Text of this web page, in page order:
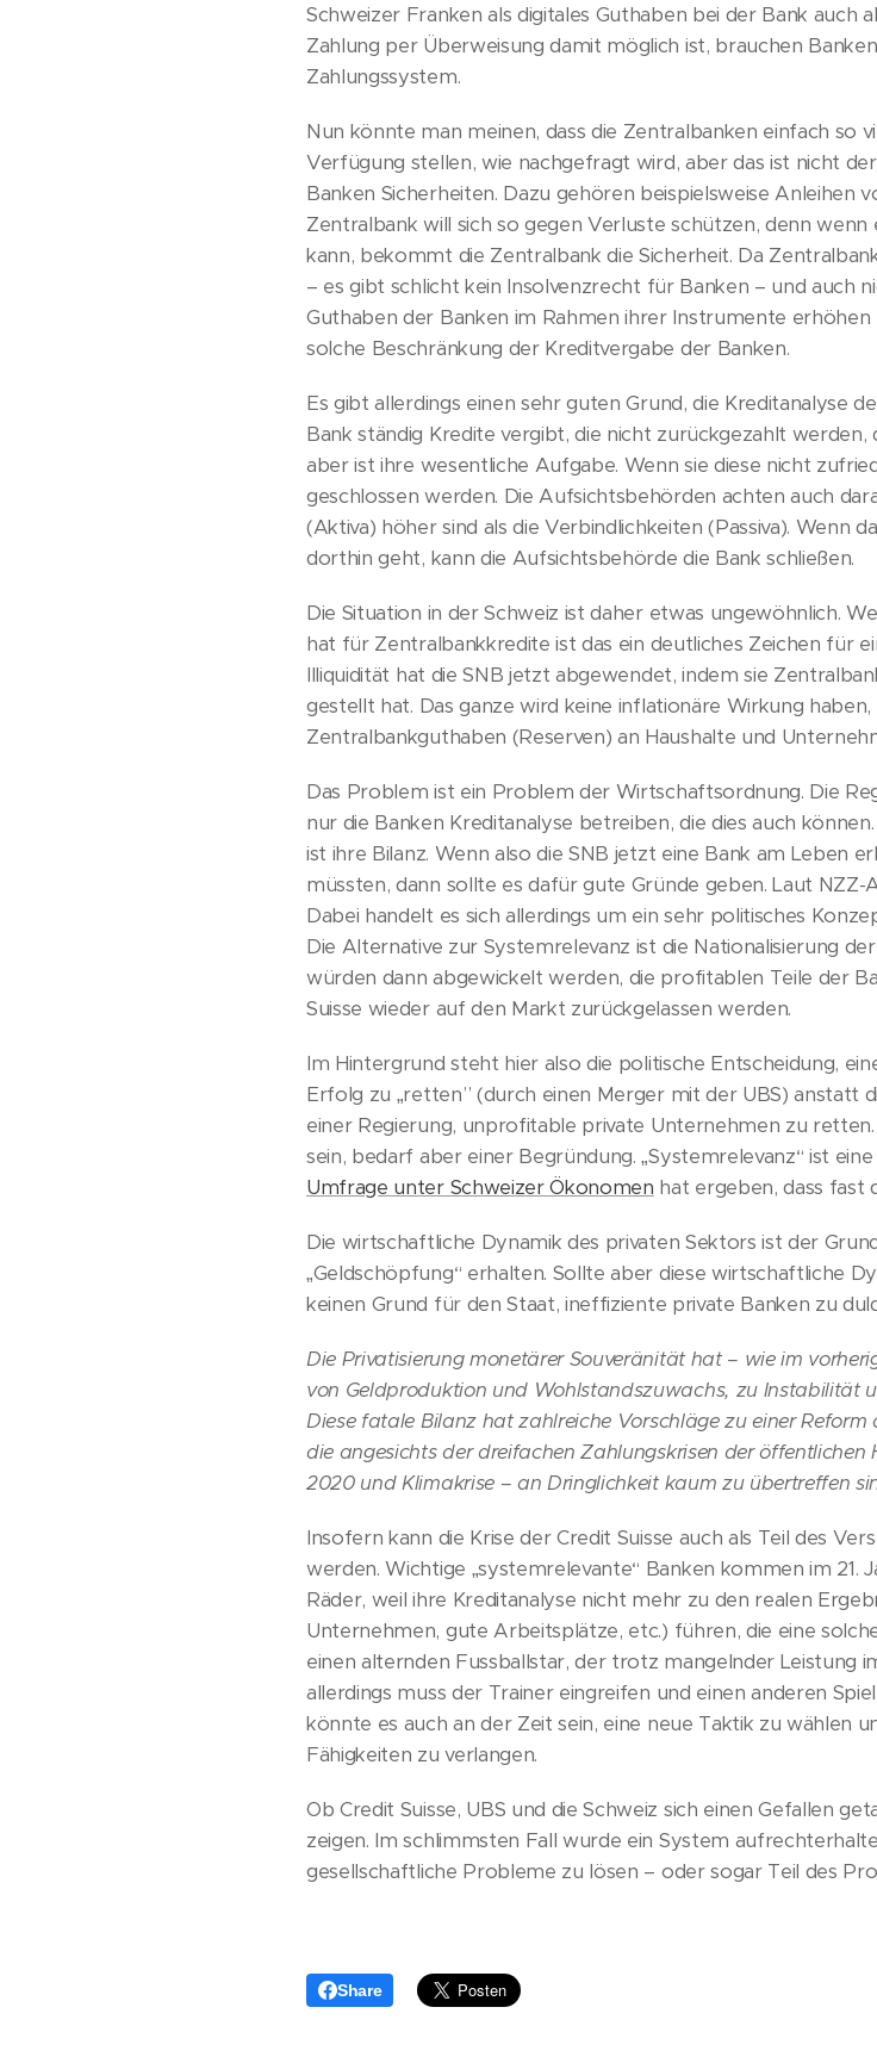
Schweizer Franken als digitales Guthaben bei der Bank auch
Zahlung per Überweisung damit möglich ist, brauchen
Zahlungssystem.
Nun könnte man meinen, dass die Zentralbanken einfach so
Verfügung stellen, wie nachgefragt wird, aber das ist nicht
Banken Sicherheiten. Dazu gehören beispielsweise Anleihen
Zentralbank will sich so gegen Verluste schützen, denn
kann, bekommt die Zentralbank die Sicherheit. Da
– es gibt schlicht kein Insolvenzrecht für Banken – und auch
Guthaben der Banken im Rahmen ihrer Instrumente
solche Beschränkung der Kreditvergabe der Banken.
Es gibt allerdings einen sehr guten Grund, die Kreditanalyse
Bank ständig Kredite vergibt, die nicht zurückgezahlt werden,
aber ist ihre wesentliche Aufgabe. Wenn sie diese nicht
geschlossen werden. Die Aufsichtsbehörden achten auch
(Aktiva) höher sind als die Verbindlichkeiten (Passiva). Wenn
dorthin geht, kann die Aufsichtsbehörde die Bank schließen.
Die Situation in der Schweiz ist daher etwas ungewöhnlich.
hat für Zentralbankkredite ist das ein deutliches Zeichen für
Illiquidität hat die SNB jetzt abgewendet, indem sie
gestellt hat. Das ganze wird keine inflationäre Wirkung haben,
Zentralbankguthaben (Reserven) an Haushalte und
Das Problem ist ein Problem der Wirtschaftsordnung. Die
nur die Banken Kreditanalyse betreiben, die dies auch
ist ihre Bilanz. Wenn also die SNB jetzt eine Bank am Leben
müssten, dann sollte es dafür gute Gründe geben. Laut NZZ-
Dabei handelt es sich allerdings um ein sehr politisches
Die Alternative zur Systemrelevanz ist die Nationalisierung
würden dann abgewickelt werden, die profitablen Teile der
Suisse wieder auf den Markt zurückgelassen werden.
Im Hintergrund steht hier also die politische Entscheidung,
Erfolg zu „retten” (durch einen Merger mit der UBS) anstatt
einer Regierung, unprofitable private Unternehmen zu
sein, bedarf aber einer Begründung. „Systemrelevanz“ ist
Umfrage unter Schweizer Ökonomen hat ergeben, dass fast
Die wirtschaftliche Dynamik des privaten Sektors ist der
„Geldschöpfung“ erhalten. Sollte aber diese wirtschaftliche
keinen Grund für den Staat, ineffiziente private Banken zu
Die Privatisierung monetärer Souveränität hat – wie im
von Geldproduktion und Wohlstandszuwachs, zu Instabilität
Diese fatale Bilanz hat zahlreiche Vorschläge zu einer
die angesichts der dreifachen Zahlungskrisen der
2020 und Klimakrise – an Dringlichkeit kaum zu übertreffen
Insofern kann die Krise der Credit Suisse auch als Teil des
werden. Wichtige „systemrelevante“ Banken kommen im
Räder, weil ihre Kreditanalyse nicht mehr zu den realen
Unternehmen, gute Arbeitsplätze, etc.) führen, die eine
einen alternden Fussballstar, der trotz mangelnder Leistung
allerdings muss der Trainer eingreifen und einen anderen
könnte es auch an der Zeit sein, eine neue Taktik zu wählen
Fähigkeiten zu verlangen.
Ob Credit Suisse, UBS und die Schweiz sich einen Gefallen
zeigen. Im schlimmsten Fall wurde ein System
gesellschaftliche Probleme zu lösen – oder sogar Teil des
Share